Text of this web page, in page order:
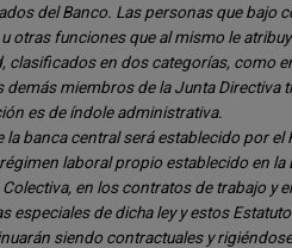
del Banco. Las personas que bajo
funciones que al mismo le
en dos categorías, como
miembros de la Junta Directiva
es de índole administrativa.
banca central será establecido por el
laboral propio establecido en la
en los contratos de trabajo y
de dicha ley y estos
siendo contractuales y